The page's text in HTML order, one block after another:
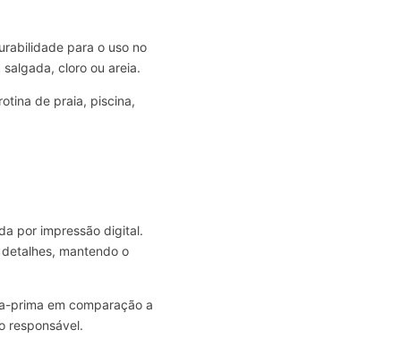
para o uso no
cloro ou areia.
de praia, piscina,
por impressão digital.
mantendo o
prima em comparação a
responsável.